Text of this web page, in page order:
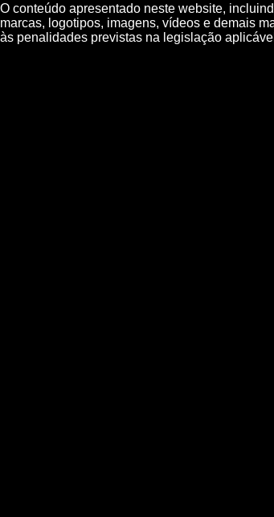
O conteúdo apresentado neste website,
marcas, logotipos, imagens, vídeos e demais
às penalidades previstas na legislação aplicável